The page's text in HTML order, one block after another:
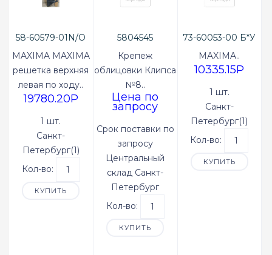
58-60579-01N/O
MAXIMA MAXIMA
решетка верхняя
левая по ходу..
19780.20P
1 шт.
Санкт-
Петербург(1)
Кол-во:
КУПИТЬ
5804545
Крепеж
облицовки Клипса
№8..
Цена по
запросу
Срок поставки по
запросу
Центральный
склад Санкт-
Петербург
Кол-во:
КУПИТЬ
73-60053-00 Б*У
MAXIMA..
10335.15P
1 шт.
Санкт-
Петербург(1)
Кол-во:
КУПИТЬ